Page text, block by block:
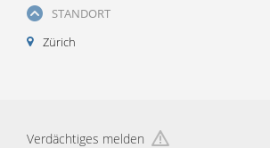
STANDORT
Zürich
Verdächtiges melden